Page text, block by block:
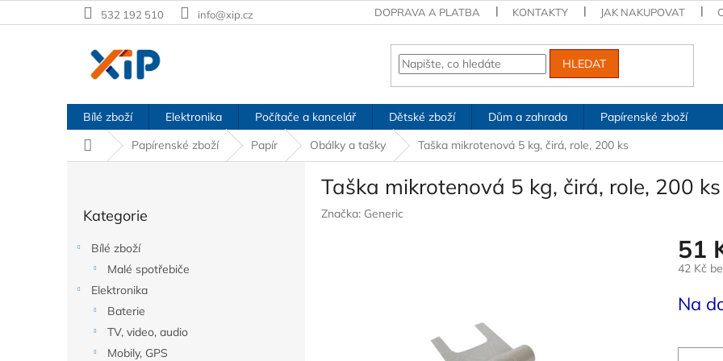
na
532 192 510 info@xip.cz DOPRAVA A PLATBA KONTAKTY JAK NAKUPOVAT
HLEDAT
Bílé zboží Elektronika Počítače a kancelář Dětské zboží Dům a zahrada
Papírenské zboží
Domů
Papírenské zboží Papír Obálky a tašky Taška mikrotenová 5 kg, čirá, role, 200 ks
kategorie
Kategorie
Bílé zboží
Malé spotřebiče
Elektronika
Baterie
TV, video, audio
Mobily, GPS
Taška mikrotenová 5 kg, čirá, role, 200 ks
Značka: Generic
51
42 Kč
cena:
Na